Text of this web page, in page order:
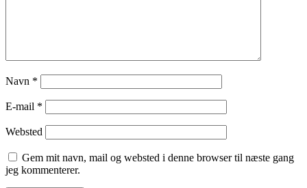
Navn *
E-mail *
Websted
Gem mit navn, mail og websted i denne browser til næste gang
jeg kommenterer.